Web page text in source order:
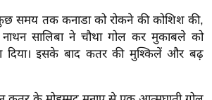
समय तक कनाडा को रोकने की कोशिश की,
सालिबा ने चौथा गोल कर मुकाबले को
दिया। इसके बाद कतर की मुश्किलें और बढ़